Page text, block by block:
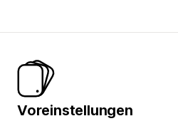
Voreinstellungen